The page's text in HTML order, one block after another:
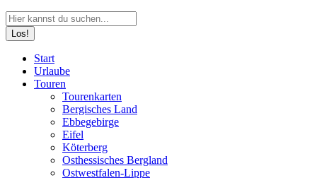
Search:
page
opens
page
opens
page
opens
Start
Urlaube
Touren
Tourenkarten
Bergisches Land
Ebbegebirge
Eifel
Köterberg
Osthessisches Bergland
Ostwestfalen-Lippe